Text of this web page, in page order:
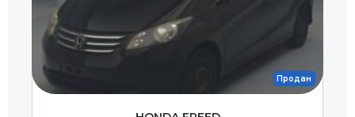
Продан